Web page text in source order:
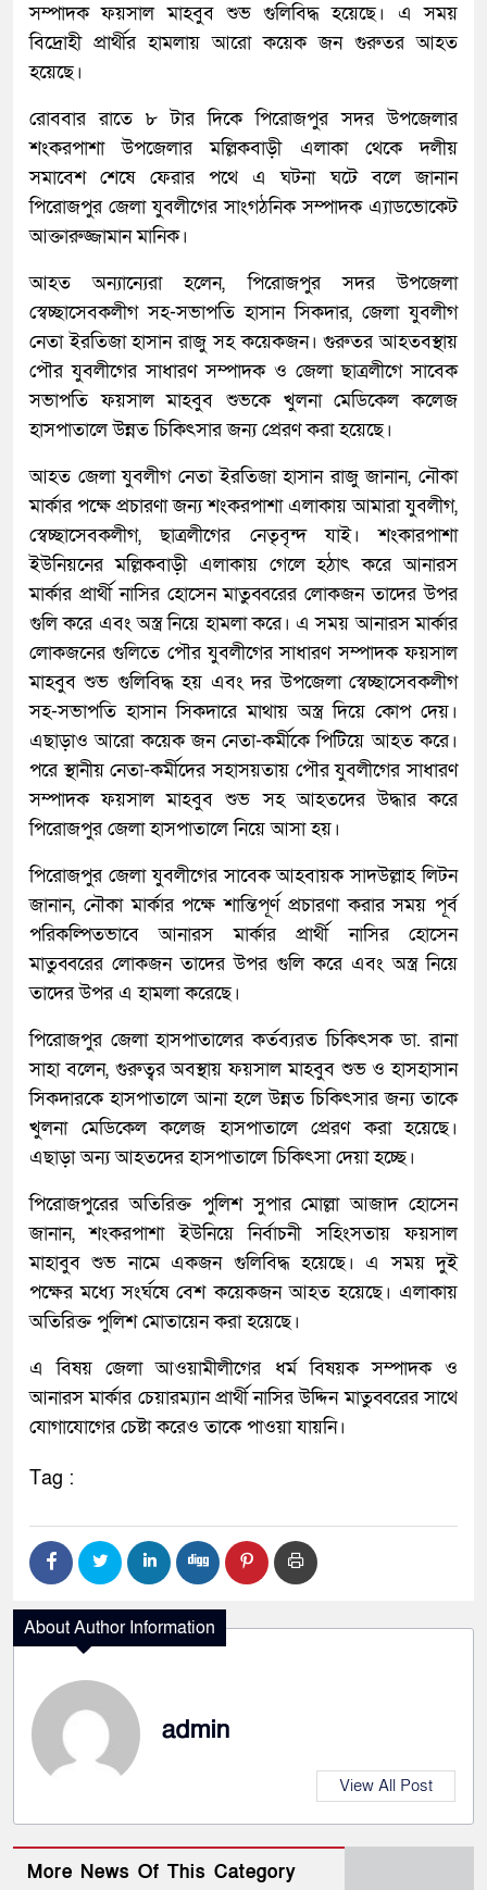
সম্পাদক ফয়সাল মাহবুব শুভ গুলিবিদ্ধ হয়েছে। এ সময়
বিদ্রোহী প্রার্থীর হামলায় আরো কয়েক জন গুরুতর আহত
হয়েছে।
রোববার রাতে ৮ টার দিকে পিরোজপুর সদর উপজেলার
শংকরপাশা উপজেলার মল্লিকবাড়ী এলাকা থেকে দলীয়
সমাবেশ শেষে ফেরার পথে এ ঘটনা ঘটে বলে জানান
পিরোজপুর জেলা যুবলীগের সাংগঠনিক সম্পাদক এ্যাডভোকেট
আক্তারুজ্জামান মানিক।
আহত অন্যান্যেরা হলেন, পিরোজপুর সদর উপজেলা
স্বেচ্ছাসেবকলীগ সহ-সভাপতি হাসান সিকদার, জেলা যুবলীগ
নেতা ইরতিজা হাসান রাজু সহ কয়েকজন। গুরুতর আহতবস্থায়
পৌর যুবলীগের সাধারণ সম্পাদক ও জেলা ছাত্রলীগে সাবেক
সভাপতি ফয়সাল মাহবুব শুভকে খুলনা মেডিকেল কলেজ
হাসপাতালে উন্নত চিকিৎসার জন্য প্রেরণ করা হয়েছে।
আহত জেলা যুবলীগ নেতা ইরতিজা হাসান রাজু জানান, নৌকা
মার্কার পক্ষে প্রচারণা জন্য শংকরপাশা এলাকায় আমারা যুবলীগ,
স্বেচ্ছাসেবকলীগ, ছাত্রলীগের নেতৃবৃন্দ যাই। শংকারপাশা
ইউনিয়নের মল্লিকবাড়ী এলাকায় গেলে হঠাৎ করে আনারস
মার্কার প্রার্থী নাসির হোসেন মাতুব্বরের লোকজন তাদের উপর
গুলি করে এবং অস্ত্র নিয়ে হামলা করে। এ সময় আনারস মার্কার
লোকজনের গুলিতে পৌর যুবলীগের সাধারণ সম্পাদক ফয়সাল
মাহবুব শুভ গুলিবিদ্ধ হয় এবং দর উপজেলা স্বেচ্ছাসেবকলীগ
সহ-সভাপতি হাসান সিকদারে মাথায় অস্ত্র দিয়ে কোপ দেয়।
এছাড়াও আরো কয়েক জন নেতা-কর্মীকে পিটিয়ে আহত করে।
পরে স্থানীয় নেতা-কর্মীদের সহাসয়তায় পৌর যুবলীগের সাধারণ
সম্পাদক ফয়সাল মাহবুব শুভ সহ আহতদের উদ্ধার করে
পিরোজপুর জেলা হাসপাতালে নিয়ে আসা হয়।
পিরোজপুর জেলা যুবলীগের সাবেক আহবায়ক সাদউল্লাহ লিটন
জানান, নৌকা মার্কার পক্ষে শান্তিপূর্ণ প্রচারণা করার সময় পূর্ব
পরিকল্পিতভাবে আনারস মার্কার প্রার্থী নাসির হোসেন
মাতুব্বরের লোকজন তাদের উপর গুলি করে এবং অস্ত্র নিয়ে
তাদের উপর এ হামলা করেছে।
পিরোজপুর জেলা হাসপাতালের কর্তব্যরত চিকিৎসক ডা. রানা
সাহা বলেন, গুরুত্বর অবস্থায় ফয়সাল মাহবুব শুভ ও হাসহাসান
সিকদারকে হাসপাতালে আনা হলে উন্নত চিকিৎসার জন্য তাকে
খুলনা মেডিকেল কলেজ হাসপাতালে প্রেরণ করা হয়েছে।
এছাড়া অন্য আহতদের হাসপাতালে চিকিৎসা দেয়া হচ্ছে।
পিরোজপুরের অতিরিক্ত পুলিশ সুপার মোল্লা আজাদ হোসেন
জানান, শংকরপাশা ইউনিয়ে নির্বাচনী সহিংসতায় ফয়সাল
মাহাবুব শুভ নামে একজন গুলিবিদ্ধ হয়েছে। এ সময় দুই
পক্ষের মধ্যে সংর্ঘষে বেশ কয়েকজন আহত হয়েছে। এলাকায়
অতিরিক্ত পুলিশ মোতায়েন করা হয়েছে।
এ বিষয় জেলা আওয়ামীলীগের ধর্ম বিষয়ক সম্পাদক ও
আনারস মার্কার চেয়ারম্যান প্রার্থী নাসির উদ্দিন মাতুব্বরের সাথে
যোগাযোগের চেষ্টা করেও তাকে পাওয়া যায়নি।
Tag :
About Author Information
admin
View All Post
More News Of This Category